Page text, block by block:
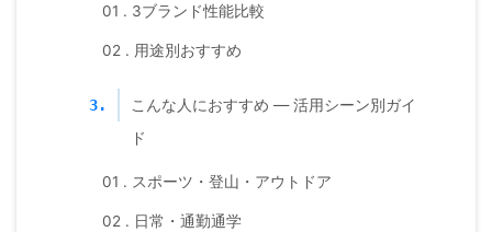
01 . 3ブランド性能比較
02 . 用途別おすすめ
3.
こんな人におすすめ — 活用シーン別ガイ
ド
01 . スポーツ・登山・アウトドア
02 . 日常・通勤通学